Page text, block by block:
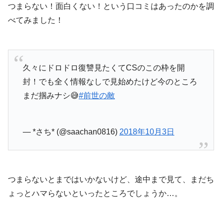
つまらない！面白くない！という口コミはあったのかを調
べてみました！
久々にドロドロ復讐見たくてCSのこの枠を開
封！でも全く情報なしで見始めたけど今のところ
まだ掴みナシ😅#前世の敵
— *さち* (@saachan0816) 2018年10月3日
つまらないとまではいかないけど、途中まで見て、まだち
ょっとハマらないといったところでしょうか…。